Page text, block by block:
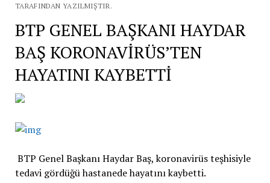
TARAFINDAN YAZILMIŞTIR.
BTP GENEL BAŞKANI HAYDAR
BAŞ KORONAVİRÜS’TEN
HAYATINI KAYBETTİ
BTP Genel Başkanı Haydar Baş, koronavirüs teşhisiyle
tedavi gördüğü hastanede hayatını kaybetti.